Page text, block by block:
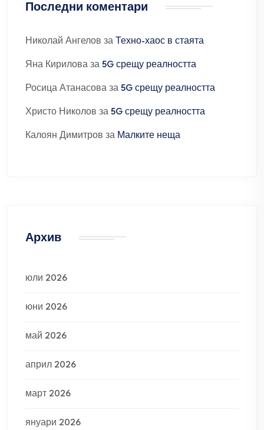
Последни коментари
Николай Ангелов за Техно-хаос в стаята
Яна Кирилова за 5G срещу реалността
Росица Атанасова за 5G срещу реалността
Христо Николов за 5G срещу реалността
Калоян Димитров за Малките неща
Архив
юли 2026
юни 2026
май 2026
април 2026
март 2026
януари 2026